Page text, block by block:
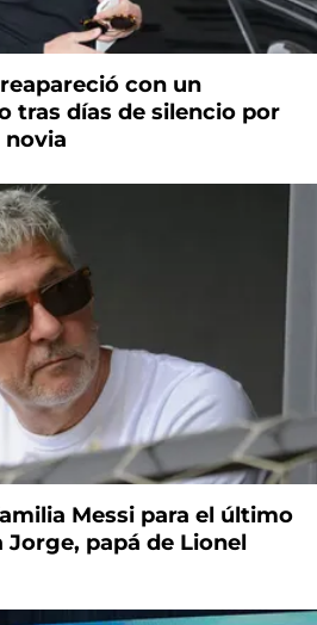
con un
tras días de silencio por
novia
Messi para el último
Jorge, papá de Lionel